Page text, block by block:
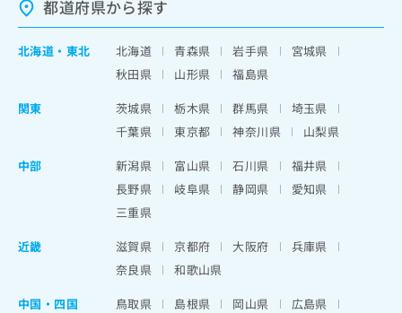
都道府県から探す
北海道 ・ 東北 北海道 青森県 岩手県
宮城県
秋田県
山形県
福島県
関東
茨城県 栃木県 群馬県
埼玉県
千葉県
東京都 神奈川県
山梨県
中部
新潟県 富山県 石川県
福井県
長野県
岐阜県 静岡県
愛知県
三重県
近畿
滋賀県 京都府 大阪府
兵庫県
奈良県
和歌山県
中国・四国
鳥取県 島根県 岡山県
広島県